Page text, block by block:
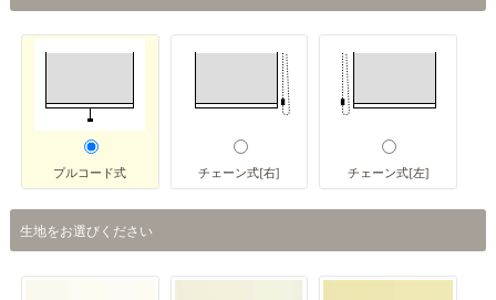
プルコード式 チェーン式[右] チェーン式[左]
生地をお選びください